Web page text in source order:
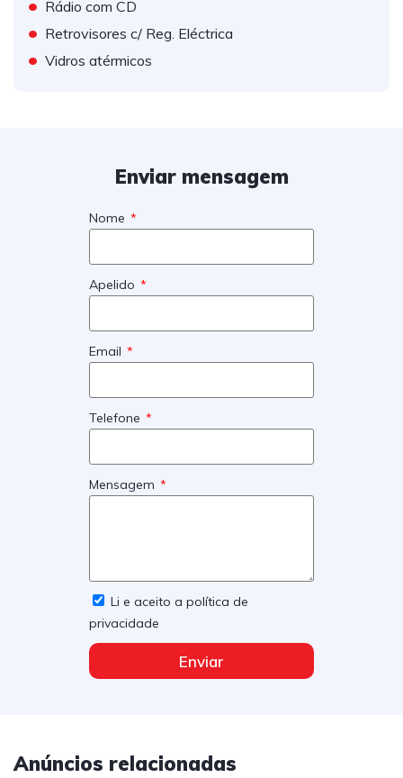
Rádio com CD
• Retrovisores c/ Reg. Eléctrica
• Vidros atérmicos
Enviar mensagem
Nome
Apelido
Email
Telefone
Mensagem
Li e aceito a política de
privacidade
Enviar
Anúncios relacionadas